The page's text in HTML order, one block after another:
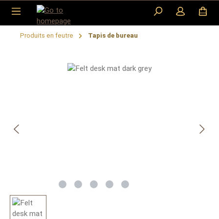
Skip to main content
Produits en feutre Tapis de bureau